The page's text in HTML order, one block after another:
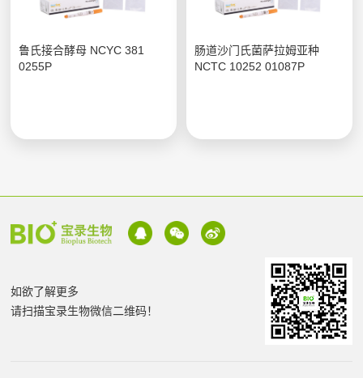
鲁氏接合酵母 NCYC 381
0255P
肠道沙门氏菌萨拉姆亚种
NCTC 10252 01087P
如欲了解更多
请扫描宝录生物微信二维码！